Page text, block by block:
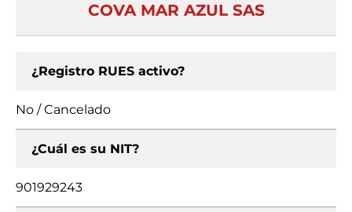
COVA MAR AZUL SAS
¿Registro RUES activo?
No / Cancelado
¿Cuál es su NIT?
901929243